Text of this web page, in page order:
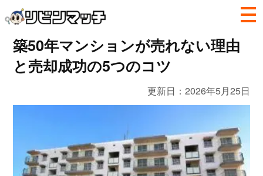
築50年マンションが売れない理由
と売却成功の5つのコツ
更新日：2026年5月25日